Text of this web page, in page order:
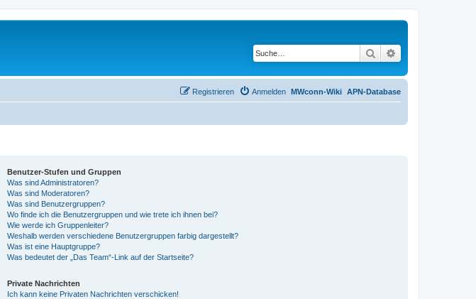
Suche
APN-Database
MWconn-Wiki
Anmelden
Registrieren
Benutzer-Stufen und Gruppen
Was sind Administratoren?
Was sind Moderatoren?
Was sind Benutzergruppen?
Wo finde ich die Benutzergruppen und wie trete ich ihnen bei?
Wie werde ich Gruppenleiter?
Weshalb werden verschiedene Benutzergruppen farbig dargestellt?
Was ist eine Hauptgruppe?
Was bedeutet der „Das Team“-Link auf der Startseite?
Private Nachrichten
Ich kann keine Privaten Nachrichten verschicken!